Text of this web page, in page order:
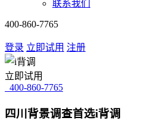
联系我们
400-860-7765
登录 立即试用 注册
立即试用
400-860-7765
四川背景调查首选i背调